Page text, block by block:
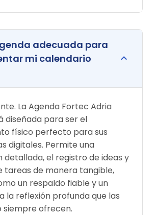
adecuada para
mi calendario
La Agenda Fortec Adria
diseñada para ser el
físico perfecto para sus
digitales. Permite una
detallada, el registro de ideas y
tareas de manera tangible,
un respaldo fiable y un
la reflexión profunda que las
siempre ofrecen.